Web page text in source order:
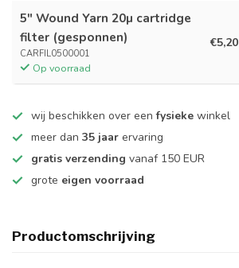
5" Wound Yarn 20µ cartridge
filter (gesponnen)
CARFIL0500001
Op voorraad
€5,20
wij beschikken over eenfysieke winkel
meer dan 35 jaar ervaring
gratis verzending vanaf 150 EUR
grote eigen voorraad
Productomschrijving